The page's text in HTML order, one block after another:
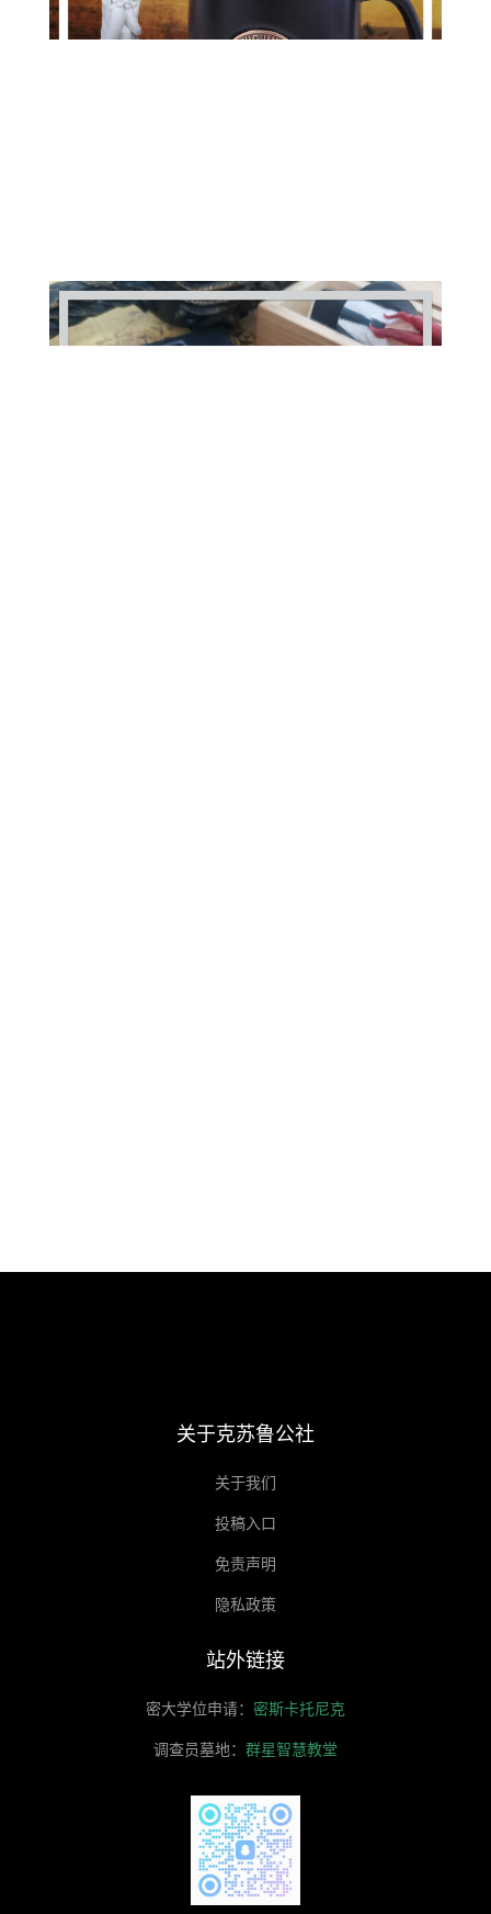
关于克苏鲁公社
关于我们
投稿入口
免责声明
隐私政策
站外链接
密大学位申请： 密斯卡托尼克
调查员墓地： 群星智慧教堂